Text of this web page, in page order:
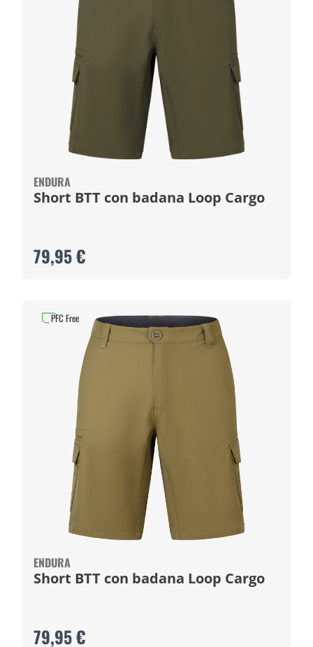
ENDURA
Short BTT con badana Loop Cargo
79,95 €
ENDURA
Short BTT con badana Loop Cargo
79,95 €
PFC Free